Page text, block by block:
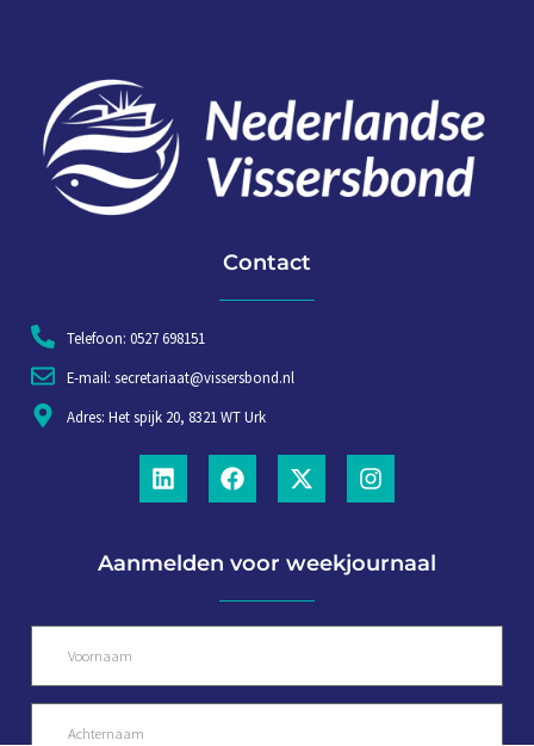
Contact
Telefoon: 0527 698151
E-mail: secretariaat@vissersbond.nl
Adres: Het spijk 20, 8321 WT Urk
Aanmelden voor weekjournaal